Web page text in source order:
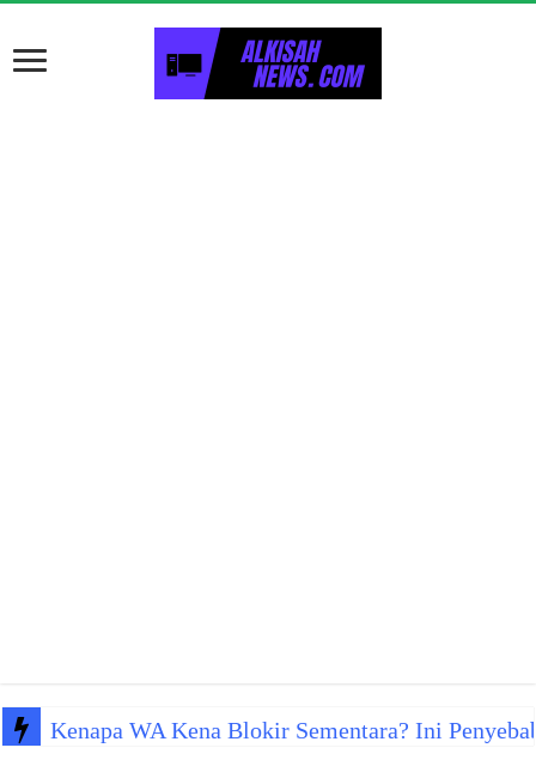
Kenapa WA Kena Blokir Sementara? Ini